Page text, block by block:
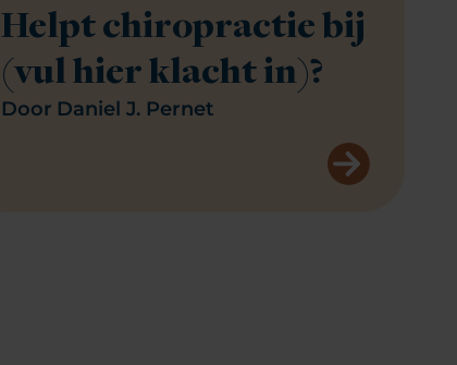
Helpt chiropractie bij
(vul hier klacht in)?
Door Daniel J. Pernet